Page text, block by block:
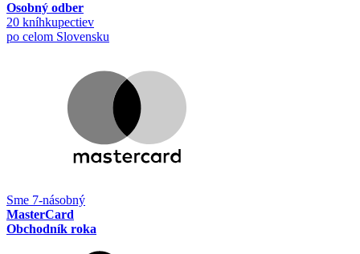
Osobný odber
20 kníhkupectiev
po celom Slovensku
Sme 7-násobný
MasterCard
Obchodník roka